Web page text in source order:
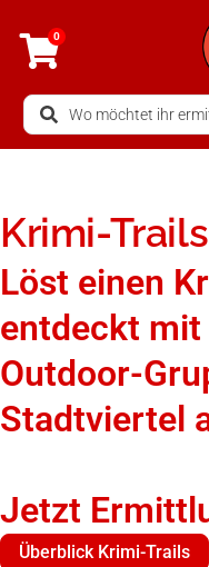
Inhalt
springen
0
Search
...
Krimi-Trails
Löst einen
entdeckt mit
Outdoor-
Stadtviertel
Jetzt
Überblick Krimi-Trails